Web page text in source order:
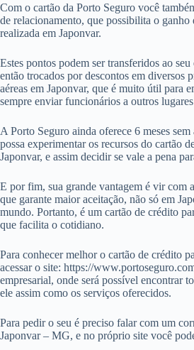
Com o cartão da Porto Seguro você
de relacionamento, que possibilita o ganho
realizada em Japonvar.
Estes pontos podem ser transferidos ao
então trocados por descontos em diversos
aéreas em Japonvar, que é muito útil para
sempre enviar funcionários a outros
A Porto Seguro ainda oferece 6 meses
possa experimentar os recursos do cartão
Japonvar, e assim decidir se vale a pena
E por fim, sua grande vantagem é vir com
que garante maior aceitação, não só em
mundo. Portanto, é um cartão de crédito
que facilita o cotidiano.
Para conhecer melhor o cartão de crédito
acessar o site: https://
empresarial, onde será possível encontrar
ele assim como os serviços oferecidos.
Para pedir o seu é preciso falar com um
Japonvar – MG, e no próprio site você